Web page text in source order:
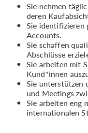
Sie nehmen
deren
Sie identifizieren
Accounts.
Sie schaffen
Abschlüsse
Sie arbeiten mit
Kund*innen
Sie unterstützen
und Meetings
Sie arbeiten eng
internationalen